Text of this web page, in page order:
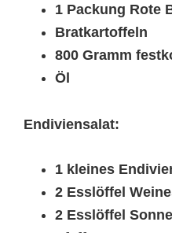
1 Packung Rote
Bratkartoffeln
800 Gramm
Öl
Endiviensalat:
1 kleines
2 Esslöffel
2 Esslöffel